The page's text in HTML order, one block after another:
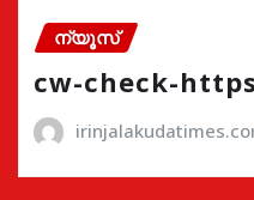
ന്യൂസ്
cw-check-